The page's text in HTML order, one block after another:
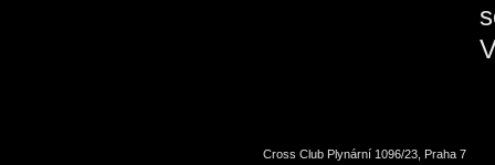
Cross Club Plynární 1096/23, Praha 7